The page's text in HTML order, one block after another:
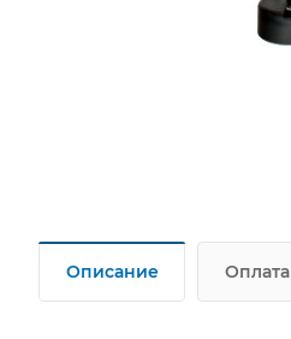
Описание Оплата